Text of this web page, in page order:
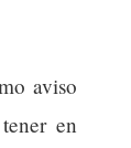
aviso
en